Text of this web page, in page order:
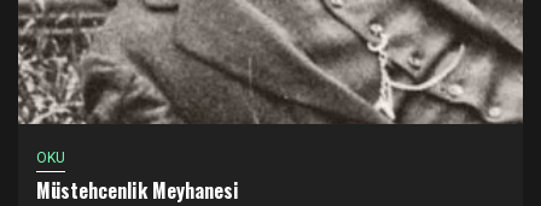
OKU
Müstehcenlik Meyhanesi